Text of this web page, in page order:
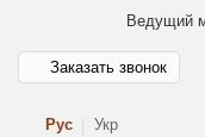
Ведущий
Рус Укр
Заказать звонок